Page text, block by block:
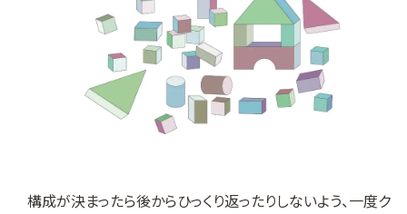
構成が決まったら後からひっくり返ったりしないよう、一度ク